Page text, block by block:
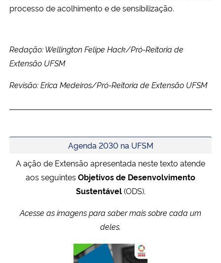
processo de acolhimento e de sensibilização.
Redação: Wellington Felipe Hack/Pró-Reitoria de
Extensão UFSM
Revisão: Erica Medeiros/Pró-Reitoria de Extensão UFSM
Agenda 2030 na UFSM
A ação de Extensão apresentada neste texto atende
aos seguintesObjetivos de Desenvolvimento
Sustentável(ODS).
Acesse as imagens para saber mais sobre cada um
deles.